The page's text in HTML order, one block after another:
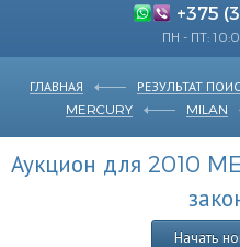
+375
ПН - ПТ:
ГЛАВНАЯ РЕЗУЛЬТАТ
MERCURY
MILAN
Аукцион для 2010
Начать